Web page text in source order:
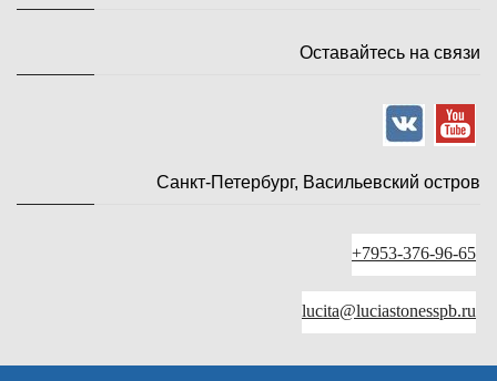
Оставайтесь на связи
Санкт-Петербург, Васильевский остров
+7953-376-96-65
lucita@luciastonesspb.ru